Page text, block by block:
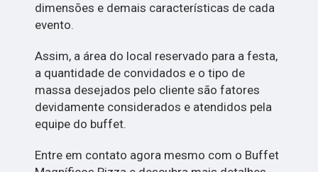
dimensões e demais características de cada
evento.
Assim, a área do local reservado para a festa,
a quantidade de convidados e o tipo de
massa desejados pelo cliente são fatores
devidamente considerados e atendidos pela
equipe do buffet.
Entre em contato agora mesmo com o Buffet